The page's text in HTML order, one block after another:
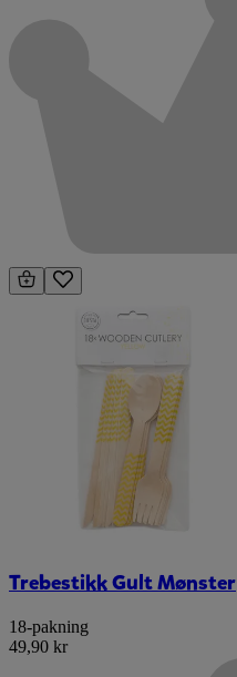
Trebestikk Gult Mønster
18-pakning
49,90 kr